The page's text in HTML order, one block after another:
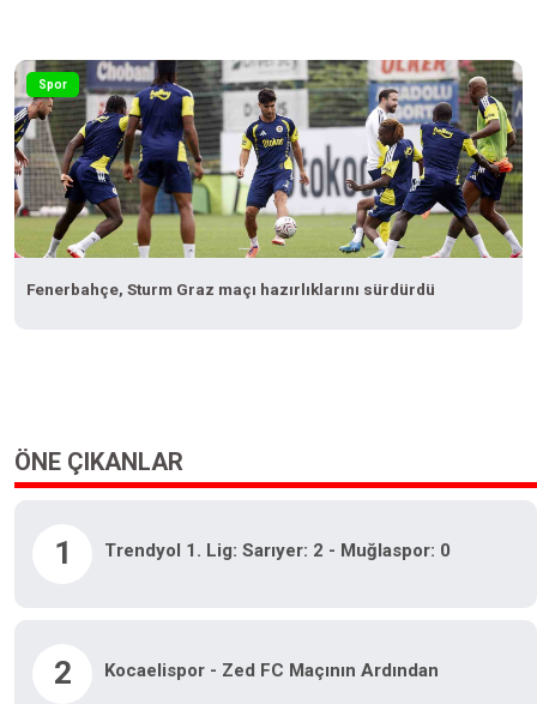
Spor
Fenerbahçe, Sturm Graz maçı hazırlıklarını sürdürdü
ÖNE ÇIKANLAR
1 Trendyol 1. Lig: Sarıyer: 2 - Muğlaspor: 0
2 Kocaelispor - Zed FC Maçının Ardından